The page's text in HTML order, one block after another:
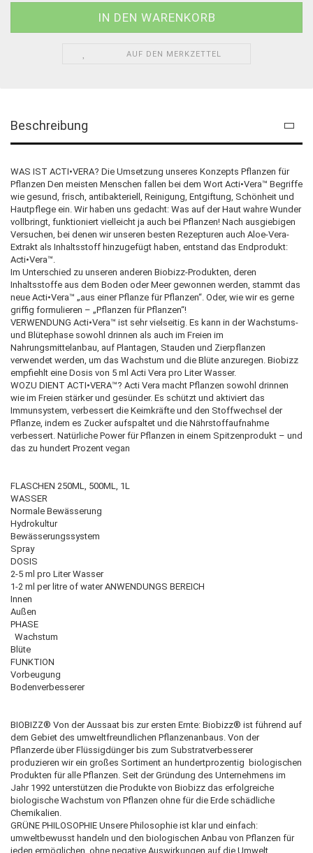
AUF DEN MERKZETTEL
Beschreibung
WAS IST ACTI•VERA? Die Umsetzung unseres Konzepts Pflanzen für
Pflanzen Den meisten Menschen fallen bei dem Wort Acti•Vera™ Begriffe
wie gesund, frisch, antibakteriell, Reinigung, Entgiftung, Schönheit und
Hautpflege ein. Wir haben uns gedacht: Was auf der Haut wahre Wunder
vollbringt, funktioniert vielleicht ja auch bei Pflanzen! Nach ausgiebigen
Versuchen, bei denen wir unseren besten Rezepturen auch Aloe-Vera-
Extrakt als Inhaltsstoff hinzugefügt haben, entstand das Endprodukt:
Acti•Vera™.
Im Unterschied zu unseren anderen Biobizz-Produkten, deren
Inhaltsstoffe aus dem Boden oder Meer gewonnen werden, stammt das
neue Acti•Vera™ „aus einer Pflanze für Pflanzen“. Oder, wie wir es gerne
griffig formulieren – „Pflanzen für Pflanzen“!
VERWENDUNG Acti•Vera™ ist sehr vielseitig. Es kann in der Wachstums-
und Blütephase sowohl drinnen als auch im Freien im
Nahrungsmittelanbau, auf Plantagen, Stauden und Zierpflanzen
verwendet werden, um das Wachstum und die Blüte anzuregen. Biobizz
empfiehlt eine Dosis von 5 ml Acti Vera pro Liter Wasser.
WOZU DIENT ACTI•VERA™? Acti Vera macht Pflanzen sowohl drinnen
wie im Freien stärker und gesünder. Es schützt und aktiviert das
Immunsystem, verbessert die Keimkräfte und den Stoffwechsel der
Pflanze, indem es Zucker aufspaltet und die Nährstoffaufnahme
verbessert. Natürliche Power für Pflanzen in einem Spitzenprodukt – und
das zu hundert Prozent vegan
FLASCHEN 250ML, 500ML, 1L
WASSER
Normale Bewässerung
Hydrokultur
Bewässerungssystem
Spray
DOSIS
2-5 ml pro Liter Wasser
1-2 ml per litre of water ANWENDUNGS BEREICH
Innen
Außen
PHASE
Wachstum
Blüte
FUNKTION
Vorbeugung
Bodenverbesserer
BIOBIZZ® Von der Aussaat bis zur ersten Ernte: Biobizz® ist führend auf
dem Gebiet des umweltfreundlichen Pflanzenanbaus. Von der
Pflanzerde über Flüssigdünger bis zum Substratverbesserer
produzieren wir ein großes Sortiment an hundertprozentig biologischen
Produkten für alle Pflanzen. Seit der Gründung des Unternehmens im
Jahr 1992 unterstützen die Produkte von Biobizz das erfolgreiche
biologische Wachstum von Pflanzen ohne für die Erde schädliche
Chemikalien.
GRÜNE PHILOSOPHIE Unsere Philosophie ist klar und einfach:
umweltbewusst handeln und den biologischen Anbau von Pflanzen für
jeden ermöglichen, ohne negative Auswirkungen auf die Umwelt.